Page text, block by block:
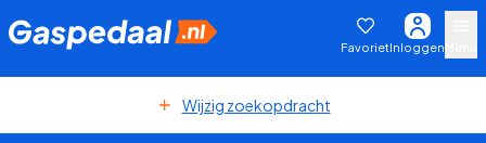
FavorietInloggen
Wijzig zoekopdracht